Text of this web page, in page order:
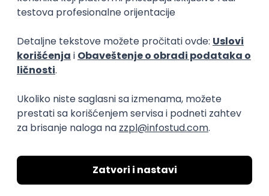
Poslovi posle studija
Representative – English
speaking
Mebit d.o.o.
language